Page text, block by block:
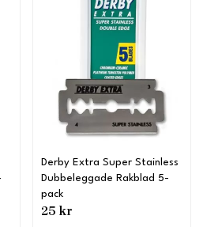
Derby Extra Super Stainless
Dubbeleggade Rakblad 5-
pack
25 kr